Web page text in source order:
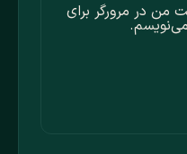
من در مرورگر برای